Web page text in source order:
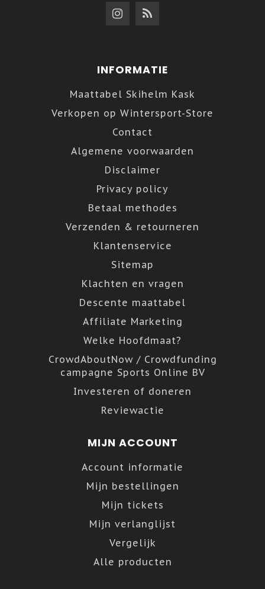
INFORMATIE
Maattabel Skihelm Kask
Verkopen op Wintersport-Store
Contact
Algemene voorwaarden
Disclaimer
Privacy policy
Betaal methodes
Verzenden & retourneren
Klantenservice
Sitemap
Klachten en vragen
Descente maattabel
Affiliate Marketing
Welke Hoofdmaat?
CrowdAboutNow / Crowdfunding
campagne Sports Online BV
Investeren of doneren
Reviewactie
MIJN ACCOUNT
Account informatie
Mijn bestellingen
Mijn tickets
Mijn verlanglijst
Vergelijk
Alle producten